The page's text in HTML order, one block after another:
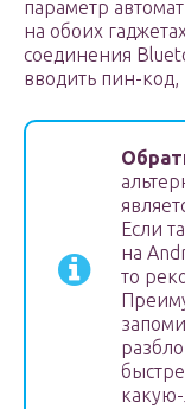
параметр
на обоих
соединения
вводить пин-
Если
на
то